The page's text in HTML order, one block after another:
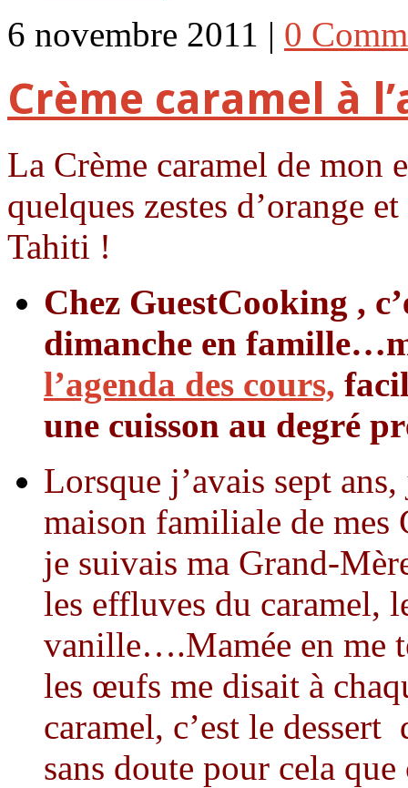
6 novembre 2011 | 0
Crème caramel à
La Crème caramel de mon
quelques zestes d’orange
Tahiti !
Chez GuestCooking ,
dimanche en famille…
l’agenda des cours,
une cuisson au degré
Lorsque j’avais sept
maison familiale de mes
je suivais ma Grand-
les effluves du caramel,
vanille….Mamée en me
les œufs me disait à
caramel, c’est le
sans doute pour cela que